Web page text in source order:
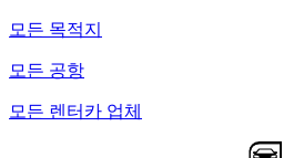
모든 목적지
모든 공항
모든 렌터카 업체